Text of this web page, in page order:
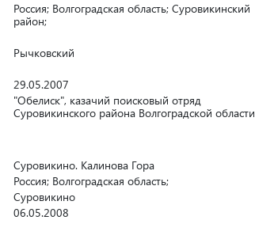
Россия; Волгоградская область; Суровикинский
район;
Рычковский
29.05.2007
"Обелиск", казачий поисковый отряд
Суровикинского района Волгоградской области
Суровикино. Калинова Гора
Россия; Волгоградская область;
Суровикино
06.05.2008